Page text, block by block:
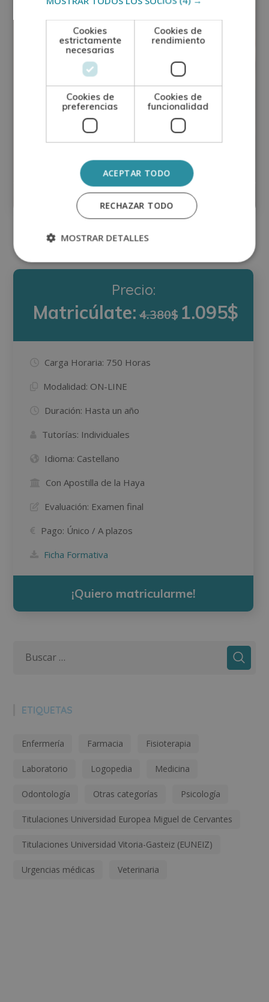
Maestría Internacional en Urgencias
Otorrinolaringológicas (Diploma
acreditado por Apostilla de la Haya)
Matricúlate:4.380$
Precio:
Matricúlate:4.380$ 1.095$
Carga Horaria: 750 Horas
Modalidad: ON-LINE
Duración: Hasta un año
Tutorías: Individuales
Idioma: Castellano
Con Apostilla de la Haya
Evaluación: Examen final
Pago: Único / A plazos
Ficha Formativa
¡Quiero matricularme!
ETIQUETAS
Enfermería Farmacia Fisioterapia
Laboratorio Logopedia Medicina
Odontología Otras categorías Psicología
Titulaciones Universidad Europea Miguel de Cervantes
Titulaciones Universidad Vitoria-Gasteiz (EUNEIZ)
Urgencias médicas Veterinaria
Cookies
estrictamente
necesarias
Cookies de
rendimiento
Cookies de
preferencias
Cookies de
funcionalidad
ACEPTAR TODO
RECHAZAR TODO
MOSTRAR DETALLES